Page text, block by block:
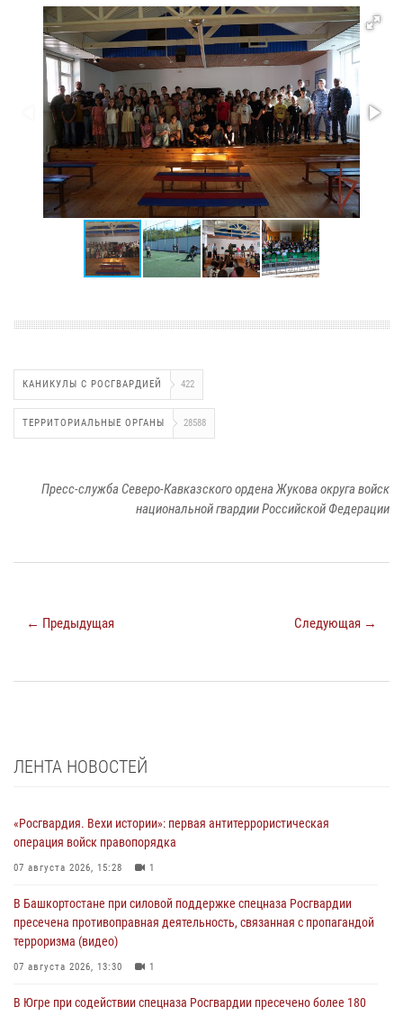
КАНИКУЛЫ С РОСГВАРДИЕЙ 422
ТЕРРИТОРИАЛЬНЫЕ ОРГАНЫ 28588
Пресс-служба Северо-Кавказского ордена Жукова округа войск
национальной гвардии Российской Федерации
← Предыдущая Следующая →
ЛЕНТА НОВОСТЕЙ
«Росгвардия. Вехи истории»: первая антитеррористическая
операция войск правопорядка
07 августа 2026, 15:28 1
В Башкортостане при силовой поддержке спецназа Росгвардии
пресечена противоправная деятельность, связанная с пропагандой
терроризма (видео)
07 августа 2026, 13:30 1
В Югре при содействии спецназа Росгвардии пресечено более 180